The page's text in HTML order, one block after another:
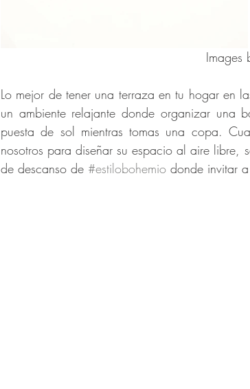
Images
Lo mejor de tener una terraza en tu hogar en
un ambiente relajante donde organizar una
puesta de sol mientras tomas una copa.
nosotros para diseñar su espacio al aire libre,
de descanso de #estilobohemio donde invitar